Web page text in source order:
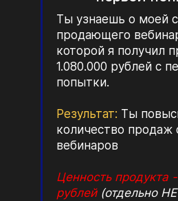
Ты узнаешь о моей
продающего
которой я получил
1.080.000 рублей с
попытки.
Результат: Ты
количество продаж
вебинаров
Ценность продукта
рублей (отдельно